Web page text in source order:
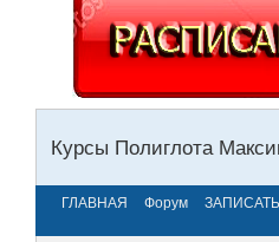
Курсы Полиглота
ГЛАВНАЯ Форум